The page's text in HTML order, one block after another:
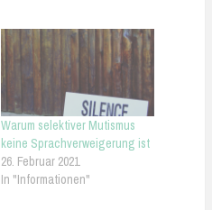
Warum selektiver Mutismus
keine Sprachverweigerung ist
26. Februar 2021
In "Informationen"